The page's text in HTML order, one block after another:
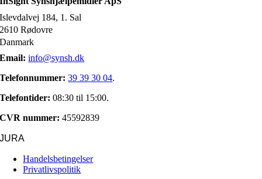
Islevdalvej 184, 1. Sal
2610 Rødovre
Danmark
Email: info@synsh.dk
Telefonnummer: 39 39 30 04.
Telefontider: 08:30 til 15:00.
CVR nummer: 45592839
JURA
Handelsbetingelser
Privatlivspolitik